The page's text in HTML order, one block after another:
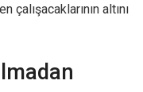
altını